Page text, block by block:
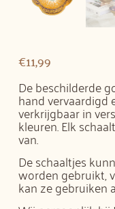
€11,99
De beschilderde
hand vervaardigd
verkrijgbaar in
kleuren. Elk
van.
De schaaltjes
worden gebruikt,
kan ze gebruiken